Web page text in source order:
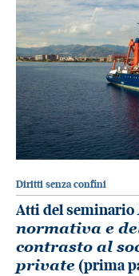
Diritti senza confini
Atti del seminario
normativa e
contrasto al
private (prima